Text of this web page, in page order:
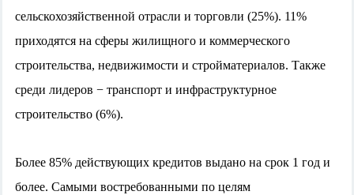
сельскохозяйственной отрасли и торговли (25%). 11%
приходятся на сферы жилищного и коммерческого
строительства, недвижимости и стройматериалов. Также
среди лидеров − транспорт и инфраструктурное
строительство (6%).
Более 85% действующих кредитов выдано на срок 1 год и
более. Самыми востребованными по целям